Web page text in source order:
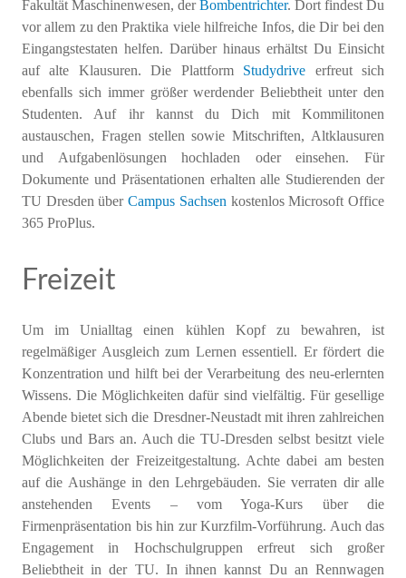
Fakultät Maschinenwesen, derBombentrichter. Dort findest Du
vor allem zu den Praktika viele hilfreiche Infos, die Dir bei den
Eingangstestaten helfen. Darüber hinaus erhältst Du Einsicht
auf alte Klausuren. Die Plattform Studydrive erfreut sich
ebenfalls sich immer größer werdender Beliebtheit unter den
Studenten. Auf ihr kannst du Dich mit Kommilitonen
austauschen, Fragen stellen sowie Mitschriften, Altklausuren
und Aufgabenlösungen hochladen oder einsehen. Für
Dokumente und Präsentationen erhalten alle Studierenden der
TU Dresden überCampus Sachsen kostenlos Microsoft Office
365 ProPlus.
Freizeit
Um im Unialltag einen kühlen Kopf zu bewahren, ist
regelmäßiger Ausgleich zum Lernen essentiell. Er fördert die
Konzentration und hilft bei der Verarbeitung des neu-erlernten
Wissens. Die Möglichkeiten dafür sind vielfältig. Für gesellige
Abende bietet sich die Dresdner-Neustadt mit ihren zahlreichen
Clubs und Bars an. Auch die TU-Dresden selbst besitzt viele
Möglichkeiten der Freizeitgestaltung. Achte dabei am besten
auf die Aushänge in den Lehrgebäuden. Sie verraten dir alle
anstehenden Events – vom Yoga-Kurs über die
Firmenpräsentation bis hin zur Kurzfilm-Vorführung. Auch das
Engagement in Hochschulgruppen erfreut sich großer
Beliebtheit in der TU. In ihnen kannst Du an Rennwagen